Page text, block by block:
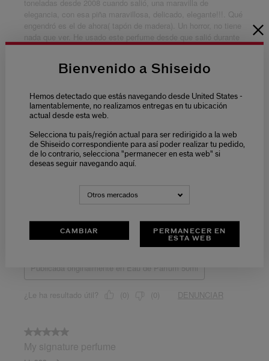
Bienvenido a Shiseido
Hemos detectado que estás navegando desde United States -
lamentablemente, no realizamos entregas en tu ubicación
actual desde esta web.
Selecciona tu país/región actual para ser redirigido a la web
de Shiseido correspondiente para así poder realizar tu pedido,
de lo contrario, selecciona "permanecer en esta web" si
deseas seguir navegando aquí.
Otros mercados
CAMBIAR
PERMANECER EN
ESTA WEB